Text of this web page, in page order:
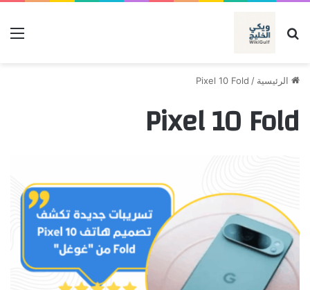
بحث عن
الرئيسية /
Pixel 10 Fold
Pixel 10 Fold